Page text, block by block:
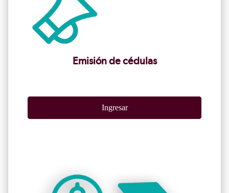
Emisión de cédulas
Ingresar